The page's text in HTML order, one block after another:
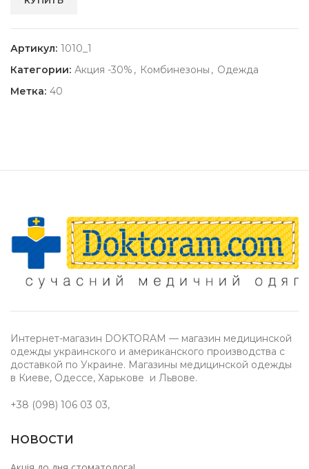
Артикул: 1010_1
Категории: Акция -30% , Комбинезоны , Одежда
Метка: 40
Интернет-магазин DOKTORAM — магазин медицинской
одежды украинского и американского производства с
доставкой по Украине. Магазины медицинской одежды
в Киеве, Одессе, Харькове и Львове.
+38 (098) 106 03 03,
НОВОСТИ